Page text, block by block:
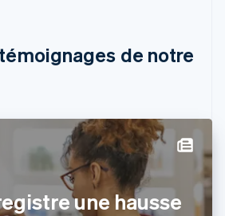
de notre
une hausse